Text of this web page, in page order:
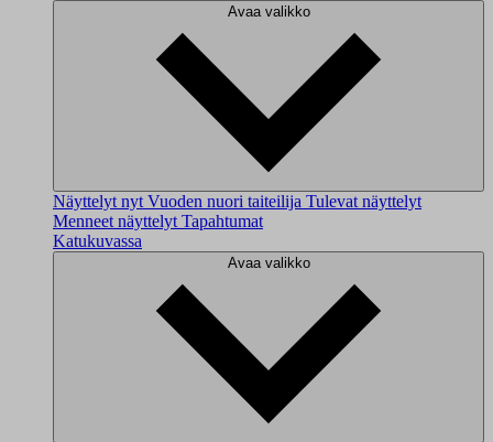
Avaa valikko
Näyttelyt nyt Vuoden nuori taiteilija Tulevat näyttelyt
Menneet näyttelyt Tapahtumat
Katukuvassa
Avaa valikko